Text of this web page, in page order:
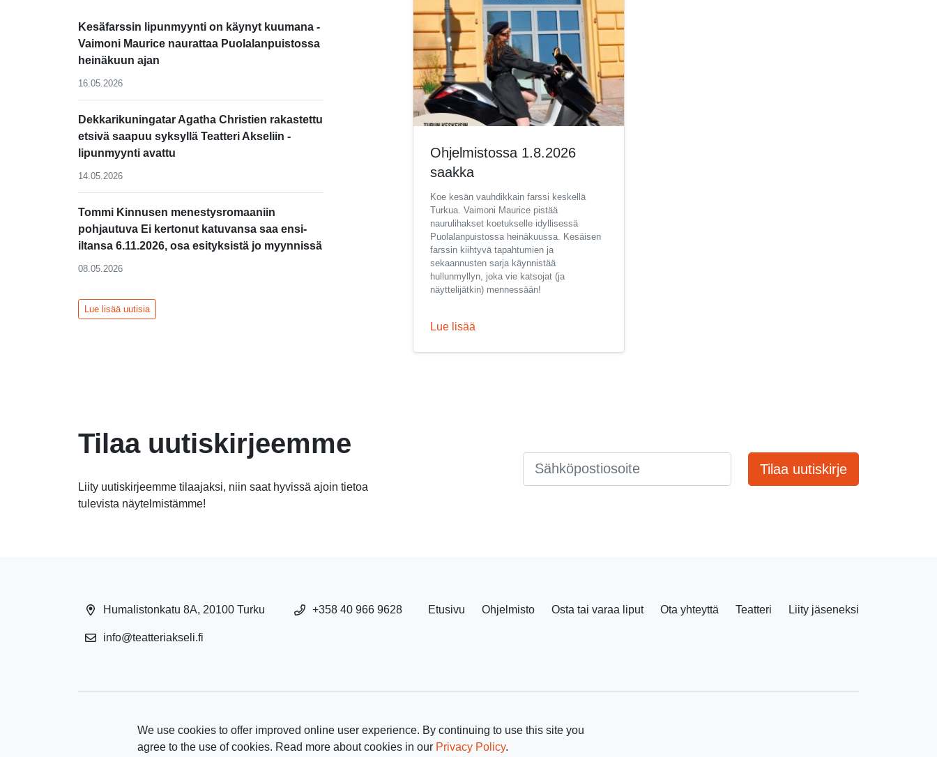
We use cookies to offer improved online user experience. By continuing to use this site you
agree to the use of cookies. Read more about cookies in our Privacy Policy.
Kesäfarssin lipunmyynti on käynyt kuumana -
Vaimoni Maurice naurattaa Puolalanpuistossa
heinäkuun ajan
16.05.2026
Dekkarikuningatar Agatha Christien rakastettu
etsivä saapuu syksyllä Teatteri Akseliin -
lipunmyynti avattu
14.05.2026
Tommi Kinnusen menestysromaaniin
pohjautuva Ei kertonut katuvansa saa ensi-
iltansa 6.11.2026, osa esityksistä jo myynnissä
08.05.2026
Lue lisää uutisia
Ohjelmistossa 1.8.2026
saakka
Koe kesän vauhdikkain farssi keskellä
Turkua. Vaimoni Maurice pistää
naurulihakset koetukselle idyllisessä
Puolalanpuistossa heinäkuussa. Kesäisen
farssin kiihtyvä tapahtumien ja
sekaannusten sarja käynnistää
hullunmyllyn, joka vie katsojat (ja
näyttelijätkin) mennessään!
Lue lisää
Tilaa uutiskirjeemme
Liity uutiskirjeemme tilaajaksi, niin saat hyvissä ajoin tietoa
tulevista näytelmistämme!
Tilaa uutiskirje
Humalistonkatu 8A, 20100 Turku +358 40 966 9628
info@teatteriakseli.fi
Etusivu Ohjelmisto Osta tai varaa liput Ota yhteyttä Teatteri Liity jäseneksi